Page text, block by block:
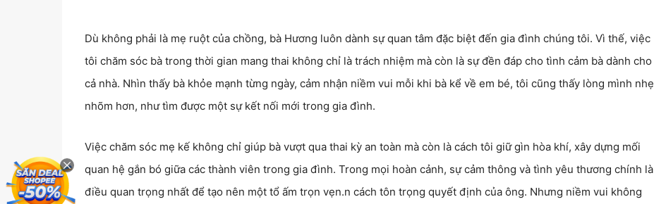
Dù không phải là mẹ ruột của chồng, bà Hương luôn dành sự quan tâm đặc biệt đến gia đình chúng tôi. Vì thế, việc
tôi chăm sóc bà trong thời gian mang thai không chỉ là trách nhiệm mà còn là sự đền đáp cho tình cảm bà dành cho
cả nhà. Nhìn thấy bà khỏe mạnh từng ngày, cảm nhận niềm vui mỗi khi bà kể về em bé, tôi cũng thấy lòng mình nhẹ
nhõm hơn, như tìm được một sự kết nối mới trong gia đình.
Việc chăm sóc mẹ kế không chỉ giúp bà vượt qua thai kỳ an toàn mà còn là cách tôi giữ gìn hòa khí, xây dựng mối
quan hệ gắn bó giữa các thành viên trong gia đình. Trong mọi hoàn cảnh, sự cảm thông và tình yêu thương chính là
điều quan trọng nhất để tạo nên một tổ ấm trọn vẹn.n cách tôn trọng quyết định của ông. Nhưng niềm vui không